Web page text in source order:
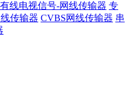
线电视信号-网线传输器 专
传输器 CVBS网线传输器 串